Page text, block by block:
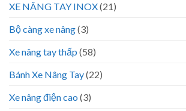
XE NÂNG TAY INOX(21)
Bộ càng xe nâng(3)
Xe nâng tay thấp (58)
Bánh Xe Nâng Tay(22)
Xe nâng điện cao (3)